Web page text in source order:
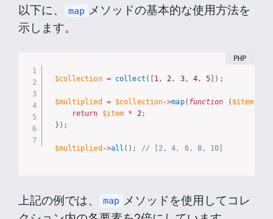
以下に、
map メソッドの基本的な使用方法を
示します。
$collection = collect ( 1, 2, 3, 4, 5 ) ;
$multiplied = $collection->map( function ( $item
return
$item * 2;
} ) ;
$multiplied ->all ( ) ; // [2, 4, 6, 8, 10]
上記の例では、 map メソッドを使用してコレ